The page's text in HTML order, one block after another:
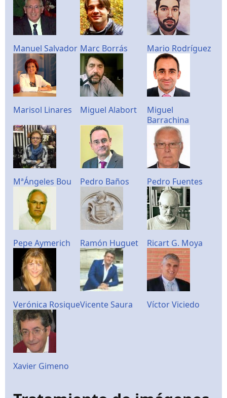
Manuel Salvador Marc Borrás Mario Rodríguez
Marisol Linares Miguel Alabort
Miguel
Barrachina
MªÁngeles Bou Pedro Baños Pedro Fuentes
Pepe Aymerich Ramón Huguet Ricart G. Moya
Verónica RosiqueVicente Saura Víctor Viciedo
Xavier Gimeno